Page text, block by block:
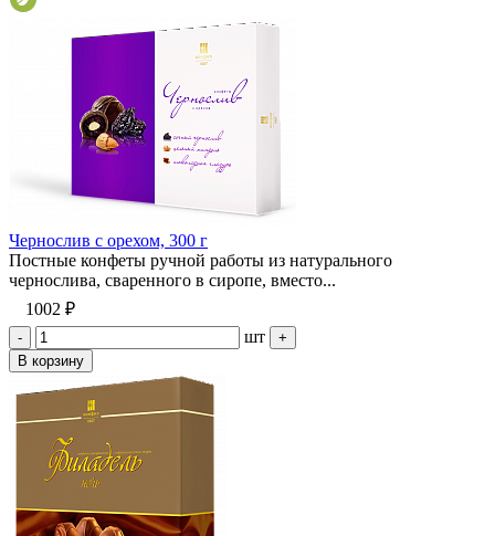
Чернослив с орехом, 300 г
Постные конфеты ручной работы из натурального
чернослива, сваренного в сиропе, вместо...
1002 ₽
- шт
+
В корзину